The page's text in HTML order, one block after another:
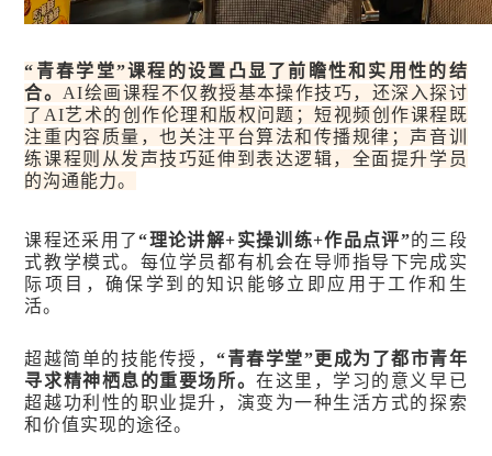
“青春学堂”课程的设置凸显了前瞻性和实用性的结
合。 AI绘画课程不仅教授基本操作技巧，还深入探讨
了AI艺术的创作伦理和版权问题；短视频创作课程既
注重内容质量，也关注平台算法和传播规律；声音训
练课程则从发声技巧延伸到表达逻辑，全面提升学员
的沟通能力。
课程还采用了“理论讲解+实操训练+作品点评”的三段
式教学模式。每位学员都有机会在导师指导下完成实
际项目，确保学到的知识能够立即应用于工作和生
活。
超越简单的技能传授，“青春学堂”更成为了都市青年
寻求精神栖息的重要场所。在这里，学习的意义早已
超越功利性的职业提升，演变为一种生活方式的探索
和价值实现的途径。